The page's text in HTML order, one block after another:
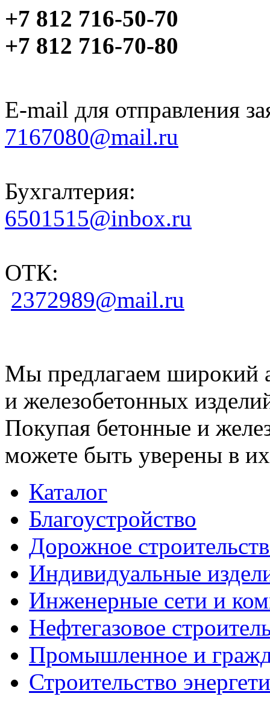
+7 812 716-50-70
+7 812 716-70-80
E-mail для отправления
7167080@mail.ru
Бухгалтерия:
6501515@inbox.ru
ОТК:
2372989@mail.ru
Мы предлагаем широкий
и железобетонных
Покупая бетонные и
можете быть уверены в их
Каталог
Благоустройство
Дорожное
Индивидуальные
Инженерные сети и
Нефтегазовое
Промышленное и
Строительство